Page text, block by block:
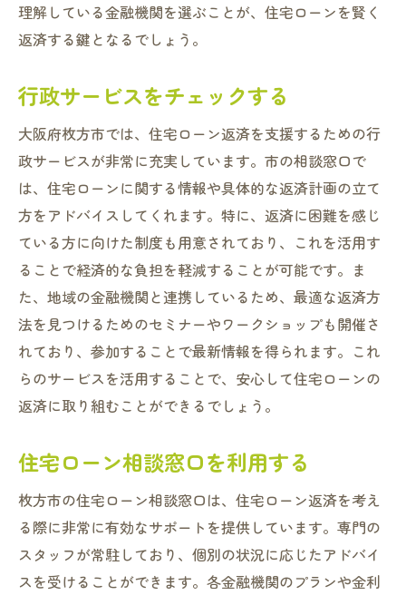
理解している金融機関を選ぶことが、住宅ローンを賢く
返済する鍵となるでしょう。
行政サービスをチェックする
大阪府枚方市では、住宅ローン返済を支援するための行
政サービスが非常に充実しています。市の相談窓口で
は、住宅ローンに関する情報や具体的な返済計画の立て
方をアドバイスしてくれます。特に、返済に困難を感じ
ている方に向けた制度も用意されており、これを活用す
ることで経済的な負担を軽減することが可能です。ま
た、地域の金融機関と連携しているため、最適な返済方
法を見つけるためのセミナーやワークショップも開催さ
れており、参加することで最新情報を得られます。これ
らのサービスを活用することで、安心して住宅ローンの
返済に取り組むことができるでしょう。
住宅ローン相談窓口を利用する
枚方市の住宅ローン相談窓口は、住宅ローン返済を考え
る際に非常に有効なサポートを提供しています。専門の
スタッフが常駐しており、個別の状況に応じたアドバイ
スを受けることができます。各金融機関のプランや金利